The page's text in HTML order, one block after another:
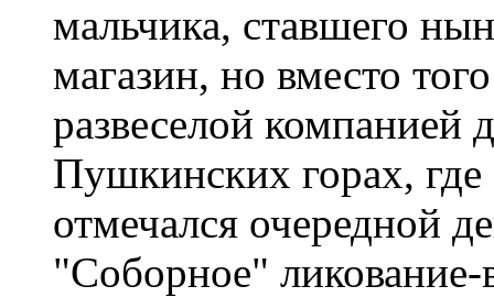
мальчика, ставшего
магазин, но вместо
развеселой компанией
Пушкинских горах,
отмечался очередной
"Соборное" ликование-